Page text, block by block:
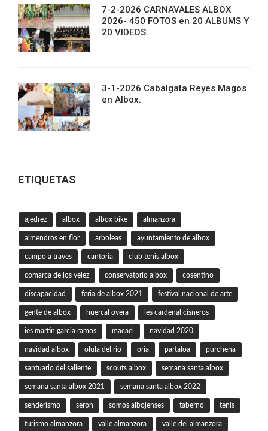
7-2-2026 CARNAVALES ALBOX
2026- 450 FOTOS en 20 ALBUMS Y
20 VIDEOS.
3-1-2026 Cabalgata Reyes Magos
en Albox.
ETIQUETAS
ajedrez albox albox bike almanzora
almendros en flor arboleas ayuntamiento de albox
campo a traves cantoria club tenis albox
comarca de los velez conservatorio albox cosentino
discapacidad feria de albox 2021 festival nacional de arte
gente de albox huercal overa ies cardenal cisneros
ies martin garcia ramos macael navidad 2020
navidad albox olula del rio oria partaloa purchena
santuario del saliente scouts albox semana santa albox
semana santa albox 2021 semana santa albox 2022
senderismo seron somos albojenses taberno tenis
turismo almanzora valle almanzora valle del almanzora